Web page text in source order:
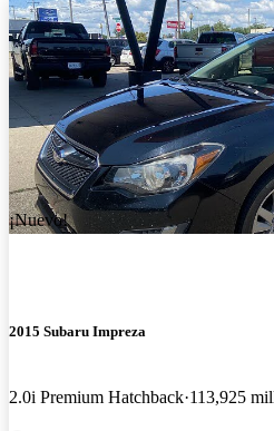
¡Nuevo!
2015 Subaru Impreza
2.0i Premium Hatchback 113,925